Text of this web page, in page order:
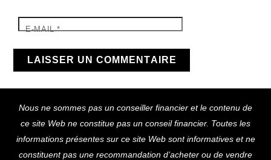
E-MAIL*
To
Top
Nous ne sommes pas un conseiller financier et le contenu de
ce site Web ne constitue pas un conseil financier. Toutes les
informations présentes sur ce site Web sont informatives et ne
constituent pas une recommandation d’acheter ou de vendre